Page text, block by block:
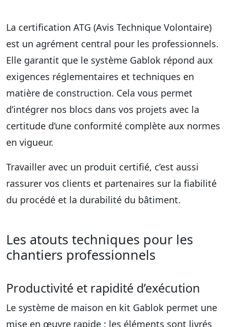
La certification ATG (Avis Technique Volontaire)
est un agrément central pour les professionnels.
Elle garantit que le système Gablok répond aux
exigences réglementaires et techniques en
matière de construction. Cela vous permet
d’intégrer nos blocs dans vos projets avec la
certitude d’une conformité complète aux normes
en vigueur.
Travailler avec un produit certifié, c’est aussi
rassurer vos clients et partenaires sur la fiabilité
du procédé et la durabilité du bâtiment.
Les atouts techniques pour les
chantiers professionnels
Productivité et rapidité d’exécution
Le système de maison en kit Gablok permet une
mise en œuvre rapide : les éléments sont livrés